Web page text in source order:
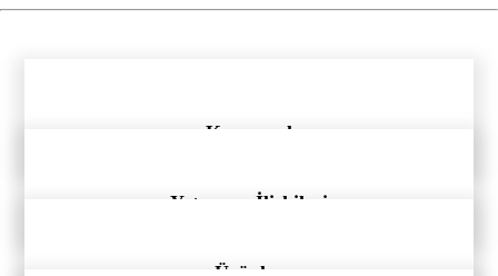
Kurumsal
Yatırımcı İlişkileri